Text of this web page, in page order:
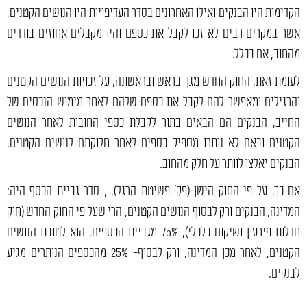
הקדימות היו הבנקים ואילו האחרונים בסדר העדיפויות היו הנושים הקטנים,
אשר במקרים רבים לא זכו לקבל את כספם והיו מקבלים אחוזים בודדים
מהחוב, אם בכלל.
לעומת זאת, החוק החדש מגן בראש ובראשונה, על זכויות הנושים הקטנים
והרגילים ומאפשר להם לקבל את כספם שלהם לאחר מימוש הנכסים של
החייב, הבנקים הם הבאים בתור לקבלת כספי החובות לאחר הנושים
הקטנים ובאם לא נותרו מספיק כספים לאחר חלוקתם לנושים הקטנים,
הבנקים יאלצו לוותר על חלק מהחוב.
אם כך, על-פי החוק הישן (פק' פשיטת הרגל), , סדר גביית הכסף היה:
המדינה, הבנקים ורק לבסוף הנושים הקטנים, הרי שעל פי החוק החדש (חוק
חדלות פירעון ושיקום כלכלי), 75% מגביית הכספים, הוא לטובת הנושים
הקטנים, לאחר מכן המדינה, ורק לבסוף- 25% מהכספים הנותרים מגיע
לבנקים.